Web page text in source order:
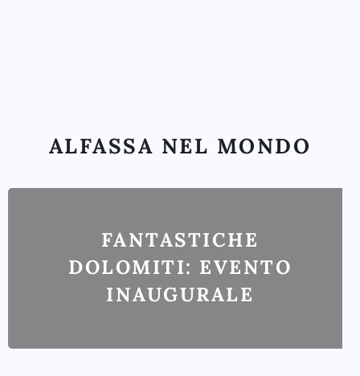
ALFASSA NEL MONDO
FANTASTICHE
DOLOMITI: EVENTO
INAUGURALE